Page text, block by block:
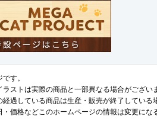
す。
ストは実際の商品と一部異なる場合がござい
過している商品は生産・販売が終了している
価格などこのホームページの情報は変更にな